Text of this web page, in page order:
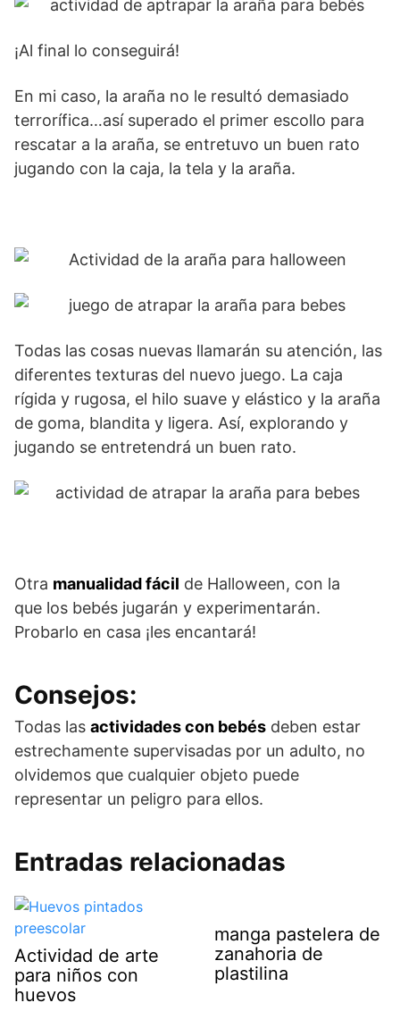
¡Al final lo conseguirá!
En mi caso, la araña no le resultó demasiado
terrorífica…así superado el primer escollo para
rescatar a la araña, se entretuvo un buen rato
jugando con la caja, la tela y la araña.
Todas las cosas nuevas llamarán su atención, las
diferentes texturas del nuevo juego. La caja
rígida y rugosa, el hilo suave y elástico y la araña
de goma, blandita y ligera. Así, explorando y
jugando se entretendrá un buen rato.
Otra manualidad fácil de Halloween, con la
que los bebés jugarán y experimentarán.
Probarlo en casa ¡les encantará!
Consejos:
Todas las actividades con bebés deben estar
estrechamente supervisadas por un adulto, no
olvidemos que cualquier objeto puede
representar un peligro para ellos.
Entradas relacionadas
Actividad de arte
para niños con
huevos
manga pastelera de
zanahoria de
plastilina